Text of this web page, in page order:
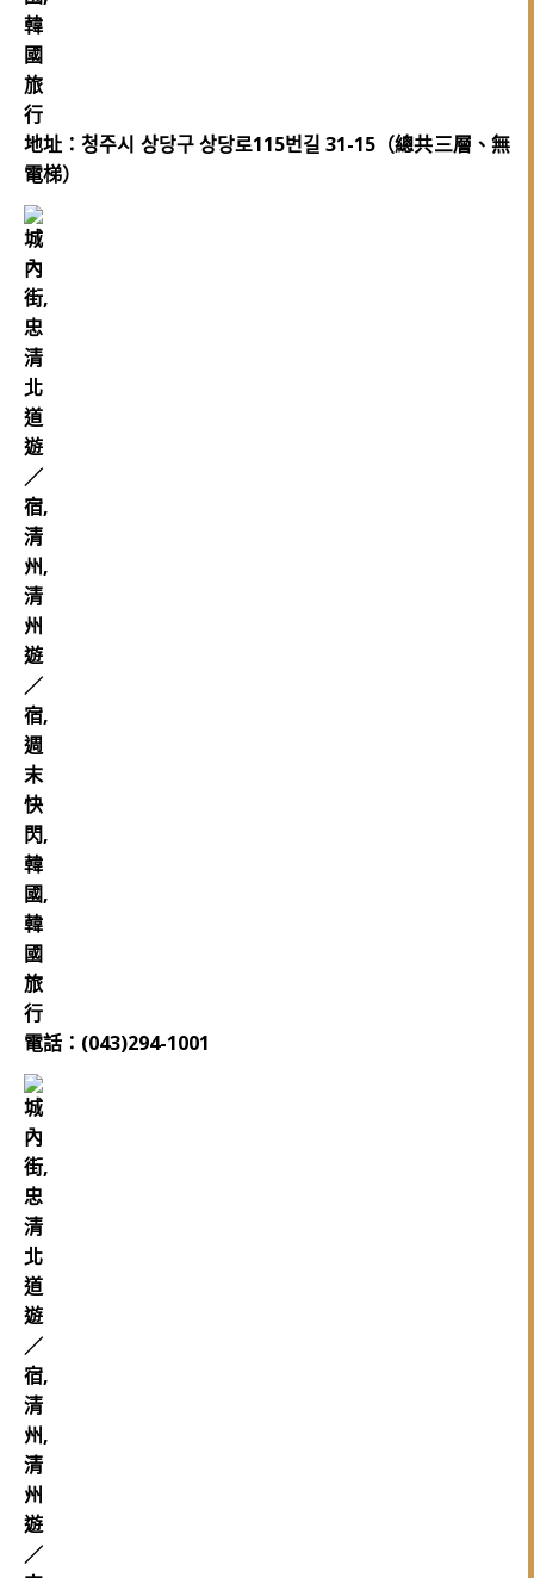
地址：청주시 상당구 상당로115번길 31-15（總共三層、無
電梯）
電話：(043)294-1001